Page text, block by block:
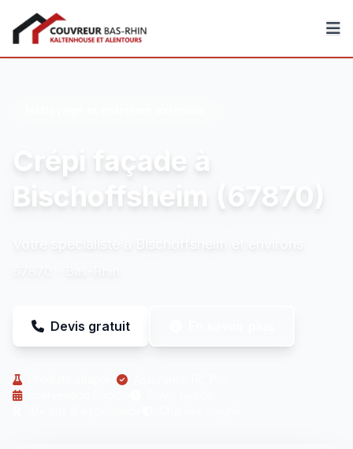
Couvreur Bas-Rhin
Crépi façade à
Bischoffsheim (67870)
Devis gratuit